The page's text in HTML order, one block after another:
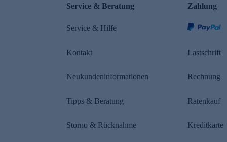
Service & Beratung
Service & Hilfe
Kontakt
Neukundeninformationen
Tipps & Beratung
Storno & Rücknahme
Zahlung
Lastschrift
Rechnung
Ratenkauf
Kreditkarte